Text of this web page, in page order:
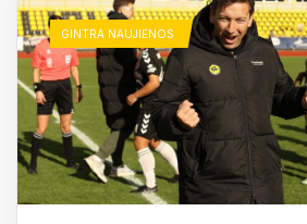
GINTRA NAUJIENOS